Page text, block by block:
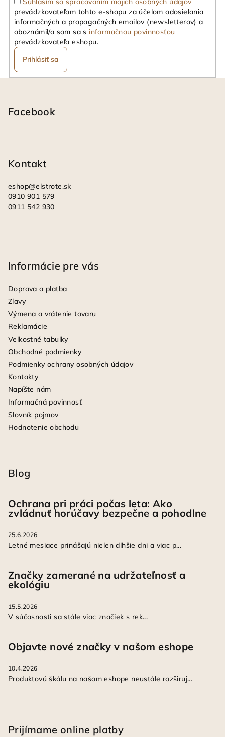
prevádzkovateľom tohto e-shopu za účelom odosielania
informačných a propagačných emailov (newsletterov) a
oboznámil/a som sa s informačnou povinnosťou
prevádzkovateľa eshopu.
Prihlásiť sa
Facebook
Kontakt
eshop@elstrote.sk
0910 901 579
0911 542 930
Informácie pre vás
Doprava a platba
Zľavy
Výmena a vrátenie tovaru
Reklamácie
Veľkostné tabuľky
Obchodné podmienky
Podmienky ochrany osobných údajov
Kontakty
Napíšte nám
Informačná povinnosť
Slovník pojmov
Hodnotenie obchodu
Blog
Ochrana pri práci počas leta: Ako
zvládnuť horúčavy bezpečne a pohodlne
25.6.2026
Letné mesiace prinášajú nielen dlhšie dni a viac p...
Značky zamerané na udržateľnosť a
ekológiu
15.5.2026
V súčasnosti sa stále viac značiek s rek...
Objavte nové značky v našom eshope
10.4.2026
Produktovú škálu na našom eshope neustále rozširuj...
Prijímame online platby